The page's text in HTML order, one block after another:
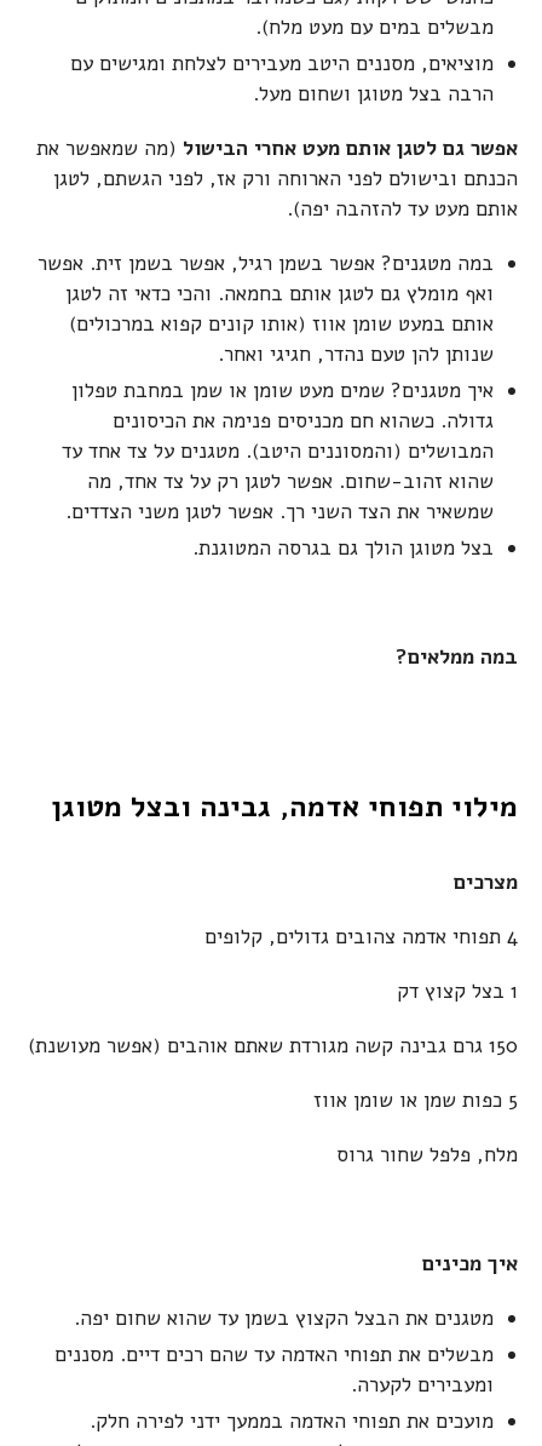
מבשלים במים עם מעט מלח).
מוציאים, מסננים היטב מעבירים לצלחת ומגישים עם
הרבה בצל מטוגן ושחום מעל.
אפשר גם לטגן אותם מעט אחרי הבישול (מה שמאפשר את
הכנתם ובישולם לפני הארוחה ורק אז, לפני הגשתם, לטגן
אותם מעט עד להזהבה יפה).
במה מטגנים? אפשר בשמן רגיל, אפשר בשמן זית. אפשר
ואף מומלץ גם לטגן אותם בחמאה. והכי כדאי זה לטגן
אותם במעט שומן אווז (אותו קונים קפוא במרכולים)
שנותן להן טעם נהדר, חגיגי ואחר.
איך מטגנים? שמים מעט שומן או שמן במחבת טפלון
גדולה. כשהוא חם מכניסים פנימה את הכיסונים
המבושלים (והמסוננים היטב). מטגנים על צד אחד עד
שהוא זהוב-שחום. אפשר לטגן רק על צד אחד, מה
שמשאיר את הצד השני רך. אפשר לטגן משני הצדדים.
בצל מטוגן הולך גם בגרסה המטוגנת.
במה ממלאים?
מילוי תפוחי אדמה, גבינה ובצל מטוגן
מצרכים
4 תפוחי אדמה צהובים גדולים, קלופים
1 בצל קצוץ דק
150 גרם גבינה קשה מגורדת שאתם אוהבים (אפשר מעושנת)
5 כפות שמן או שומן אווז
מלח, פלפל שחור גרוס
איך מכינים
מטגנים את הבצל הקצוץ בשמן עד שהוא שחום יפה.
מבשלים את תפוחי האדמה עד שהם רכים דיים. מסננים
ומעבירים לקערה.
מועכים את תפוחי האדמה בממעך ידני לפירה חלק.